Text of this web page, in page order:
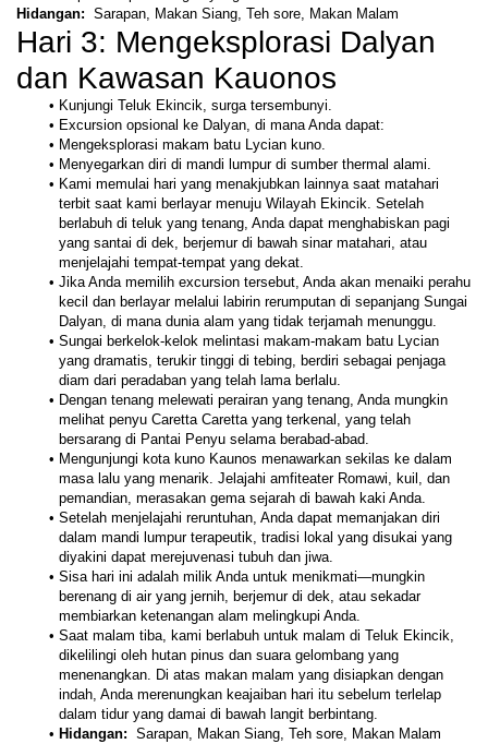
Hidangan: Sarapan, Makan Siang, Teh sore, Makan Malam
Hari 3: Mengeksplorasi Dalyan
dan Kawasan Kauonos
Kunjungi Teluk Ekincik, surga tersembunyi.
Excursion opsional ke Dalyan, di mana Anda dapat:
Mengeksplorasi makam batu Lycian kuno.
Menyegarkan diri di mandi lumpur di sumber thermal alami.
Kami memulai hari yang menakjubkan lainnya saat matahari
terbit saat kami berlayar menuju Wilayah Ekincik. Setelah
berlabuh di teluk yang tenang, Anda dapat menghabiskan pagi
yang santai di dek, berjemur di bawah sinar matahari, atau
menjelajahi tempat-tempat yang dekat.
Jika Anda memilih excursion tersebut, Anda akan menaiki perahu
kecil dan berlayar melalui labirin rerumputan di sepanjang Sungai
Dalyan, di mana dunia alam yang tidak terjamah menunggu.
Sungai berkelok-kelok melintasi makam-makam batu Lycian
yang dramatis, terukir tinggi di tebing, berdiri sebagai penjaga
diam dari peradaban yang telah lama berlalu.
Dengan tenang melewati perairan yang tenang, Anda mungkin
melihat penyu Caretta Caretta yang terkenal, yang telah
bersarang di Pantai Penyu selama berabad-abad.
Mengunjungi kota kuno Kaunos menawarkan sekilas ke dalam
masa lalu yang menarik. Jelajahi amfiteater Romawi, kuil, dan
pemandian, merasakan gema sejarah di bawah kaki Anda.
Setelah menjelajahi reruntuhan, Anda dapat memanjakan diri
dalam mandi lumpur terapeutik, tradisi lokal yang disukai yang
diyakini dapat merejuvenasi tubuh dan jiwa.
Sisa hari ini adalah milik Anda untuk menikmati—mungkin
berenang di air yang jernih, berjemur di dek, atau sekadar
membiarkan ketenangan alam melingkupi Anda.
Saat malam tiba, kami berlabuh untuk malam di Teluk Ekincik,
dikelilingi oleh hutan pinus dan suara gelombang yang
menenangkan. Di atas makan malam yang disiapkan dengan
indah, Anda merenungkan keajaiban hari itu sebelum terlelap
dalam tidur yang damai di bawah langit berbintang.
Hidangan: Sarapan, Makan Siang, Teh sore, Makan Malam